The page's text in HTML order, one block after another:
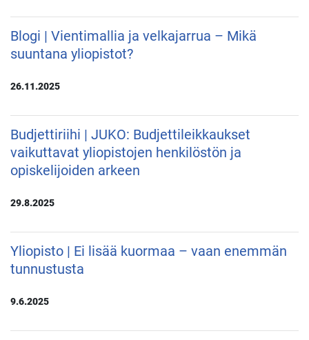
Blogi | Vientimallia ja velkajarrua – Mikä
suuntana yliopistot?
26.11.2025
Budjettiriihi | JUKO: Budjettileikkaukset
vaikuttavat yliopistojen henkilöstön ja
opiskelijoiden arkeen
29.8.2025
Yliopisto | Ei lisää kuormaa – vaan enemmän
tunnustusta
9.6.2025